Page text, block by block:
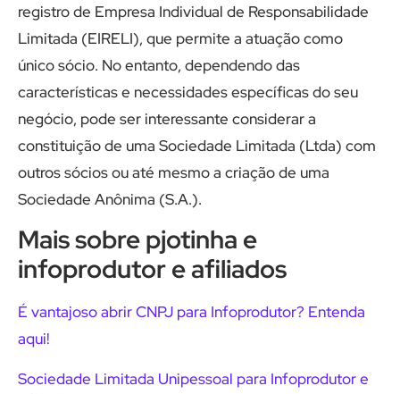
registro de Empresa Individual de Responsabilidade
Limitada (EIRELI), que permite a atuação como
único sócio. No entanto, dependendo das
características e necessidades específicas do seu
negócio, pode ser interessante considerar a
constituição de uma Sociedade Limitada (Ltda) com
outros sócios ou até mesmo a criação de uma
Sociedade Anônima (S.A.).
Mais sobre pjotinha e
infoprodutor e afiliados
É vantajoso abrir CNPJ para Infoprodutor? Entenda
aqui!
Sociedade Limitada Unipessoal para Infoprodutor e